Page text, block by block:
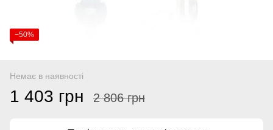
−50%
Немає в наявності
1 403 грн 2 806 грн